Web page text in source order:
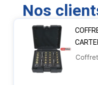
Nos